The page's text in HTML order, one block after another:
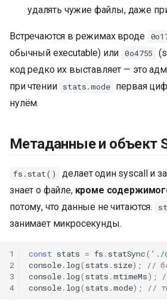
удалять чужие файлы, даже
Встречаются в режимах вроде
обычный executable) или 0o4755
код редко их выставляет — это
при чтении stats.mode первая
нулём.
Метаданные и объект
fs.stat()
делает один syscall и
знает о файле, кроме
потому, что данные не читаются.
занимает микросекунды.
1
2
3
4
const stats = fs . statSync( './
console. log( stats . size);
//
console. log( stats .mtimeMs);
console. log( stats .mode); //